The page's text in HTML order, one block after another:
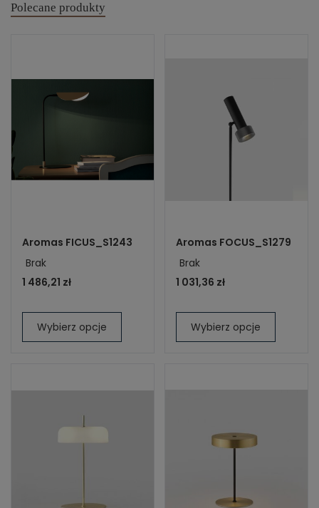
Polecane produkty
Aromas FICUS_S1243
Brak
1 486,21 zł
Wybierz opcje
Aromas FOCUS_S1279
Brak
1 031,36 zł
Wybierz opcje